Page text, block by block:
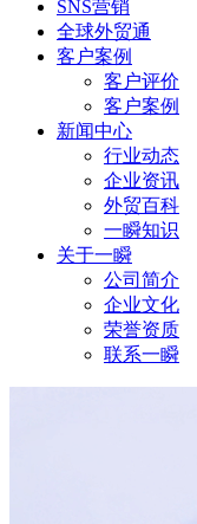
SNS营销
全球外贸通
客户案例
客户评价
客户案例
新闻中心
行业动态
企业资讯
外贸百科
一瞬知识
关于一瞬
公司简介
企业文化
荣誉资质
联系一瞬